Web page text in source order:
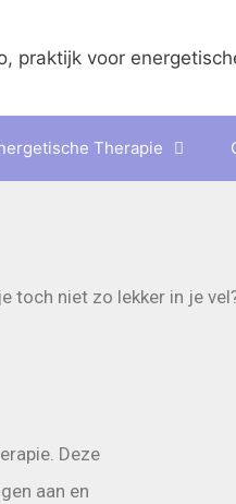
Therapie
toch niet zo lekker in je
Deze
aan en